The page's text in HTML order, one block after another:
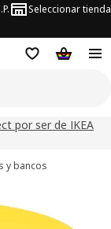
Seleccionar tienda
Iniciar sesión
Lista de deseos
Carrito
por ser de IKEA
y bancos